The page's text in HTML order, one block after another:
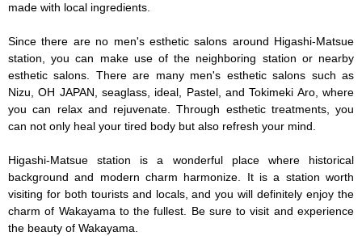
made with local ingredients.
Since there are no men's esthetic salons around Higashi-Matsue
station, you can make use of the neighboring station or nearby
esthetic salons. There are many men's esthetic salons such as
Nizu, OH JAPAN, seaglass, ideal, Pastel, and Tokimeki Aro, where
you can relax and rejuvenate. Through esthetic treatments, you
can not only heal your tired body but also refresh your mind.
Higashi-Matsue station is a wonderful place where historical
background and modern charm harmonize. It is a station worth
visiting for both tourists and locals, and you will definitely enjoy the
charm of Wakayama to the fullest. Be sure to visit and experience
the beauty of Wakayama.